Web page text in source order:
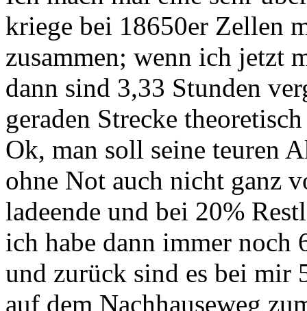
kriege bei 18650er Zellen
zusammen; wenn ich jetzt
dann sind 3,33 Stunden
geraden Strecke
Ok, man soll seine teuren
ohne Not auch nicht ganz
ladeende und bei 20%
ich habe dann immer
und zurück sind es bei mir
auf dem Nachhauseweg